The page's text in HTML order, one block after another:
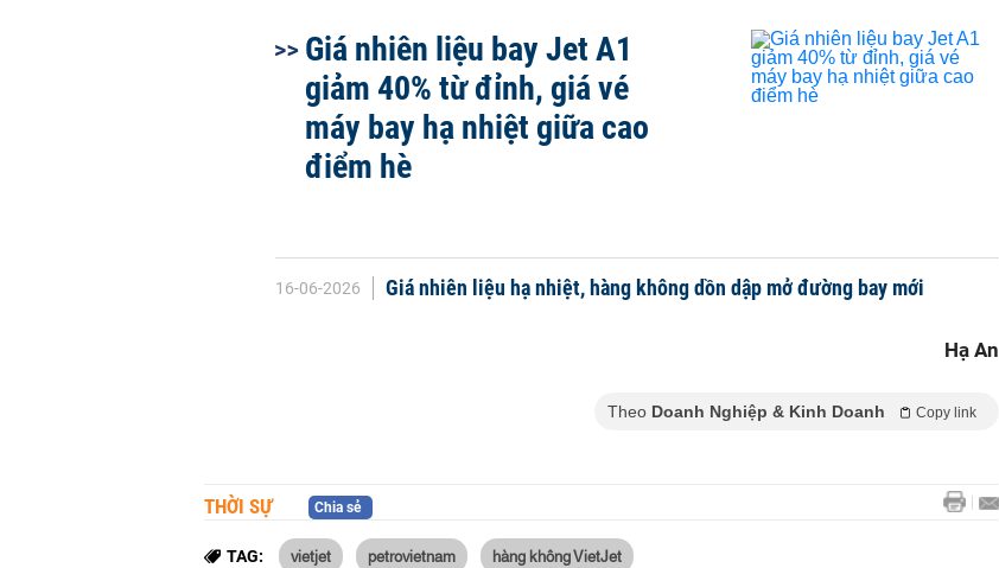
Giá nhiên liệu bay Jet A1
giảm 40% từ đỉnh, giá vé
máy bay hạ nhiệt giữa cao
điểm hè
16-06-2026 Giá nhiên liệu hạ nhiệt, hàng không dồn dập mở đường bay mới
Hạ An
Theo Doanh Nghiệp & Kinh Doanh Copy link
THỜI SỰ Chia sẻ
TAG: vietjet petrovietnam hàng không VietJet